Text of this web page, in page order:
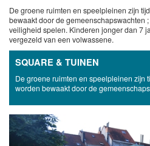
De groene ruimten en speelpleinen zijn
bewaakt door de gemeenschapswachten
veiligheid spelen. Kinderen jonger dan 7
vergezeld van een volwassene.
SQUARE & TUINEN
De groene ruimten en speelpleinen zijn
worden bewaakt door de